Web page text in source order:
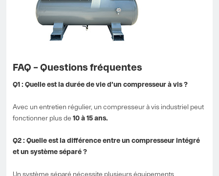
FAQ – Questions fréquentes
Q1 : Quelle est la durée de vie d’un compresseur à vis ?
Avec un entretien régulier, un compresseur à vis industriel peut
fonctionner plus de 10 à 15 ans.
Q2 : Quelle est la différence entre un compresseur intégré
et un système séparé ?
Un système séparé nécessite plusieurs équipements